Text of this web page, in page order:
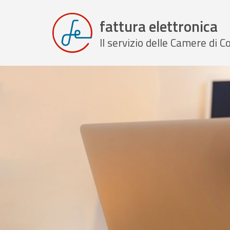
fattura elettronica
Il servizio delle Camere di